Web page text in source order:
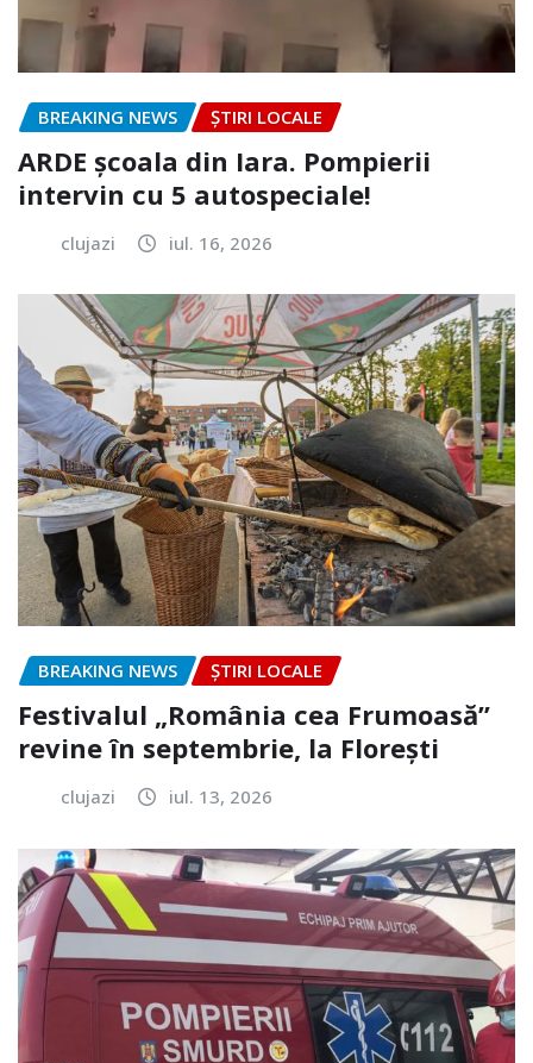
BREAKING NEWS ȘTIRI LOCALE
ARDE școala din Iara. Pompierii
intervin cu 5 autospeciale!
clujazi iul. 16, 2026
BREAKING NEWS ȘTIRI LOCALE
Festivalul „România cea Frumoasă”
revine în septembrie, la Florești
clujazi iul. 13, 2026